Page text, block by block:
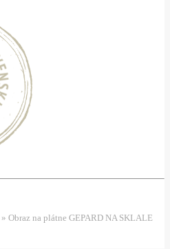
» Obraz na plátne GEPARD NA SKLALE